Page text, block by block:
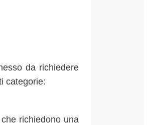
da richiedere
categorie:
richiedono una